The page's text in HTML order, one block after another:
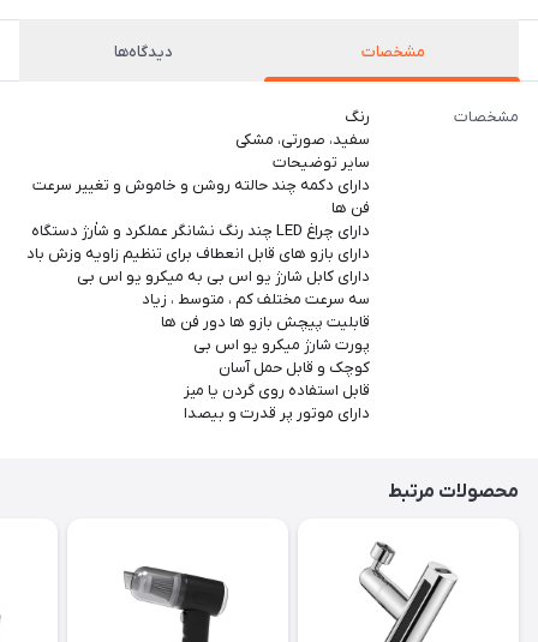
مشخصات دیدگاه‌ها
مشخصات
رنگ
سفید، صورتی، مشکی
سایر توضیحات
دارای دکمه چند حالته روشن و خاموش و تغییر سرعت
فن ها
دارای چراغ LED چند رنگ نشانگر عملکرد و شاٰرژ دستگاه
دارای بازو های قابل انعطاف برای تنظیم زاویه وزش باد
دارای کابل شارژ یو اس بی به میکرو یو اس بی
سه سرعت مختلف کم ، متوسط ، زیاد
قابلیت پیچش بازو ها دور فن ها
پورت شارژ میکرو یو اس بی
کوچک و قابل حمل آسان
قابل استفاده روی گردن یا میز
دارای موتور پر قدرت و بیصدا
محصولات مرتبط